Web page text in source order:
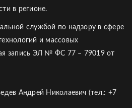
в регионе.
службой по надзору в сфере
и массовых
запись ЭЛ № ФС 77 – 79019 от
Андрей Николаевич (тел.: +7